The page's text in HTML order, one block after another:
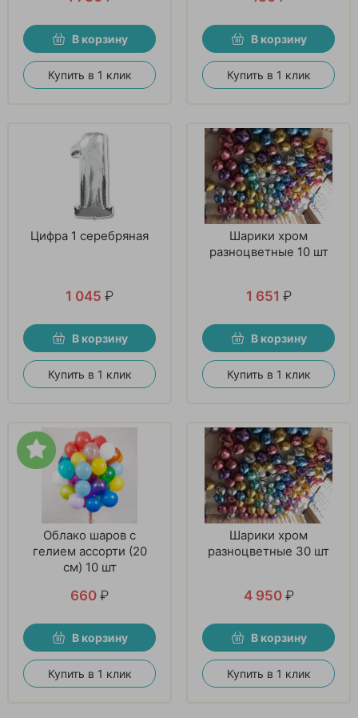
В корзину
Купить в 1 клик
В корзину
Купить в 1 клик
Цифра 1 серебряная
1 045 ₽
В корзину
Купить в 1 клик
Шарики хром
разноцветные 10 шт
1 651 ₽
В корзину
Купить в 1 клик
Облако шаров с
гелием ассорти (20
см) 10 шт
660 ₽
В корзину
Купить в 1 клик
Шарики хром
разноцветные 30 шт
4 950 ₽
В корзину
Купить в 1 клик